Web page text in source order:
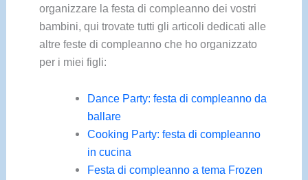
organizzare la festa di compleanno dei vostri
bambini, qui trovate tutti gli articoli dedicati alle
altre feste di compleanno che ho organizzato
per i miei figli:
Dance Party: festa di compleanno da
ballare
Cooking Party: festa di compleanno
in cucina
Festa di compleanno a tema Frozen